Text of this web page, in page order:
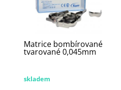
Matrice bombírované
tvarované 0,045mm
skladem